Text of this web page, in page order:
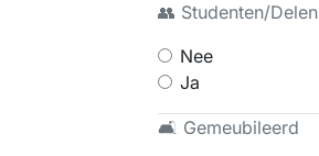
👥 Studenten/Delen
Nee
Ja
🛋 Gemeubileerd